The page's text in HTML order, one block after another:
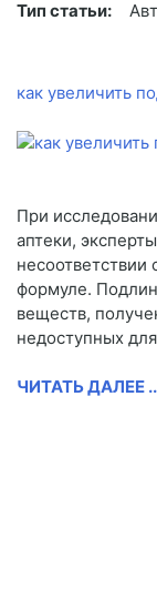
Тип статьи:
как увеличить
При
аптеки,
несоответствии
формуле.
веществ,
недоступных
ЧИТАТЬ ДАЛЕЕ